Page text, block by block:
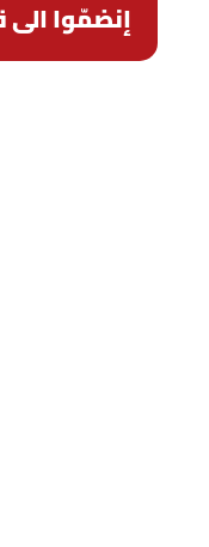
إنضمّوا الى